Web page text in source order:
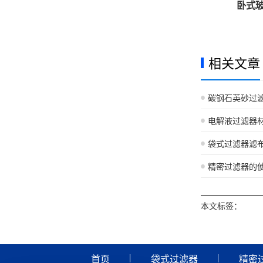
卧式
相关文章
碳钢石英砂过
电解液过滤器
袋式过滤器滤
精密过滤器的
本文标签：
首页 袋式过滤器 精密